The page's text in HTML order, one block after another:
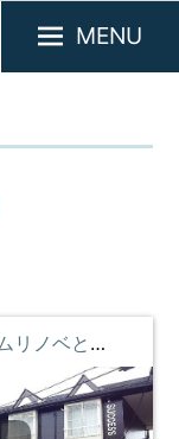
MENU
【サクセス・ベル＋】9帖ワンルームリノベとベッド付のお部屋♪ ①階 **即入居募集中**